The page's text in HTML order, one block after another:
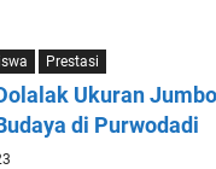
Prestasi
Ukuran
di Purwodadi